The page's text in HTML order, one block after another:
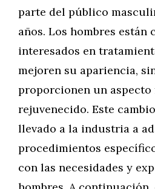
parte del público
años. Los hombres están
interesados en
mejoren su apariencia,
proporcionen un aspecto
rejuvenecido. Este
llevado a la industria a
procedimientos
con las necesidades y